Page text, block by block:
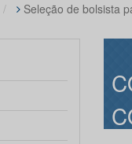
Seleção de bolsista